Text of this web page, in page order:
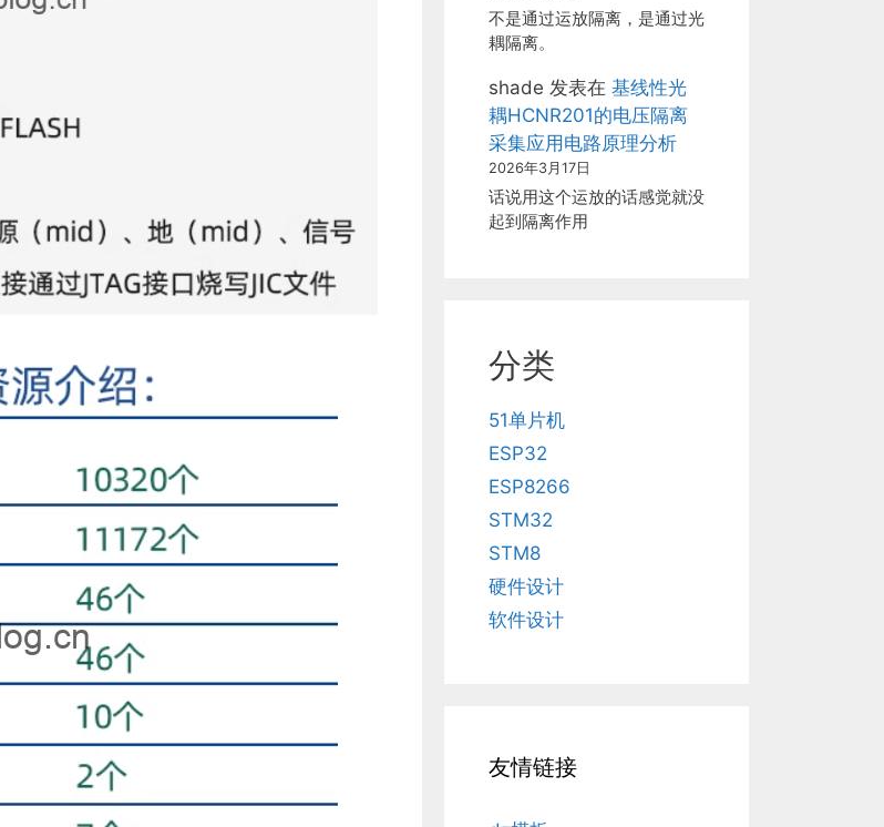
不是通过运放隔离，是通过光
耦隔离。
shade 发表在 基线性光
耦HCNR201的电压隔离
采集应用电路原理分析
2026年3月17日
话说用这个运放的话感觉就没
起到隔离作用
分类
51单片机
ESP32
ESP8266
STM32
STM8
硬件设计
软件设计
友情链接